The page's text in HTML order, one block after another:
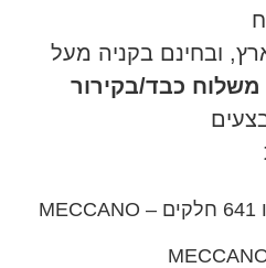
ובחינם בקניה מעל
כבד/בקירור